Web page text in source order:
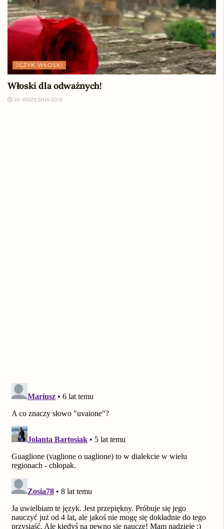
JĘZYK WŁOSKI
Włoski dla odważnych!
26 WRZEŚNIA 2019